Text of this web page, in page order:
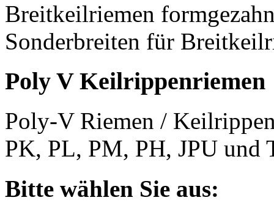
Breitkeilriemen
Sonderbreiten für
Poly V Keilrippenriemen
Poly-V Riemen /
PK, PL, PM, PH, JPU und
Bitte wählen Sie aus: